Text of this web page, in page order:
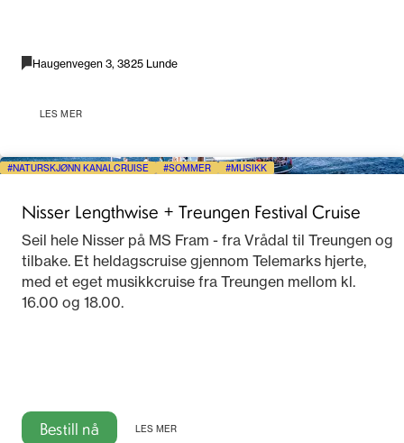
Haugenvegen 3, 3825 Lunde
LES MER
NATURSKJØNN KANALCRUISE SOMMER MUSIKK
Nisser Lengthwise + Treungen Festival Cruise
Seil hele Nisser på MS Fram - fra Vrådal til Treungen og
tilbake. Et heldagscruise gjennom Telemarks hjerte,
med et eget musikkcruise fra Treungen mellom kl.
16.00 og 18.00.
Bestill nå LES MER